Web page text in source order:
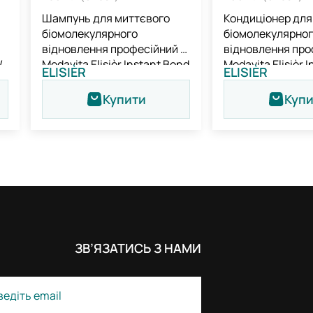
Шампунь для миттєвого
біомолекулярного
відновлення професійний /
Medavita Elisièr Instant Bond
Repair Shampoo
ELISIÈR
Купити
Кондиціонер
відновлення
Medavita Elisièr
Repair
ELISIÈR
ЗВ’ЯЗАТИСЬ З НАМИ